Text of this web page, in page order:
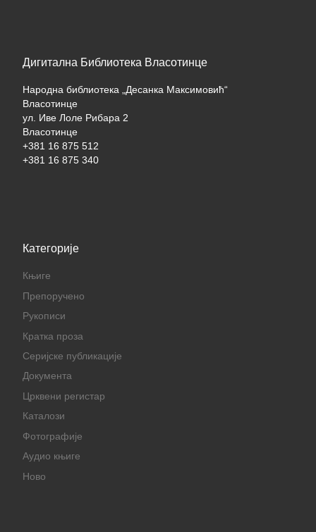
Дигитална Библиотека Власотинце
Народна библиотека „Десанка Максимовић“
Власотинце
ул. Иве Лоле Рибара 2
Власотинце
+381 16 875 512
+381 16 875 340
Категорије
Књиге
Препоручено
Рукописи
Кратка проза
Серијске публикације
Документа
Црквени регистар
Каталози
Фотографије
Аудио књиге
Ново